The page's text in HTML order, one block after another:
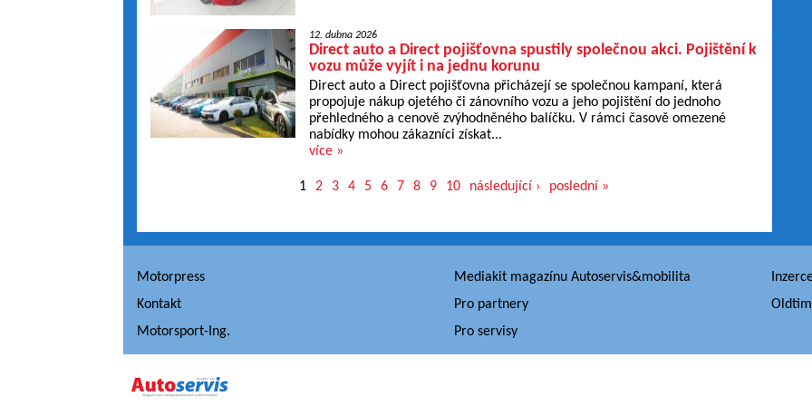
12. dubna 2026
Direct auto a Direct pojišťovna spustily společnou akci. Pojištění k
vozu může vyjít i na jednu korunu
Direct auto a Direct pojišťovna přicházejí se společnou kampaní, která
propojuje nákup ojetého či zánovního vozu a jeho pojištění do jednoho
přehledného a cenově zvýhodněného balíčku. V rámci časově omezené
nabídky mohou zákazníci získat...
více »
1 2 3 4 5 6 7 8 9 10 následující › poslední »
Motorpress Mediakit magazínu Autoservis&mobilita
Kontakt
Pro partnery
Motorsport-Ing.
Pro servisy